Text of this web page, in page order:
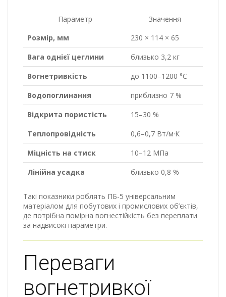
Параметр
Значення
Розмір, мм
230 × 114 × 65
Вага однієї цеглини
близько 3,2 кг
Вогнетривкість
до 1100–1200 °C
Водопоглинання
приблизно 7 %
Відкрита пористість
15–30 %
Теплопровідність
0,6–0,7 Вт/м·К
Міцність на стиск
10–12 МПа
Лінійна усадка
близько 0,8 %
Такі показники роблять ПБ-5 універсальним
матеріалом для побутових і промислових об’єктів,
де потрібна помірна вогнестійкість без переплати
за надвисокі параметри.
Переваги
вогнетривкої